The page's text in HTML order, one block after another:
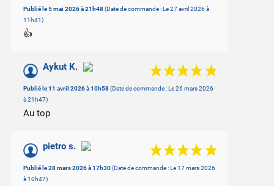
Publié le 5 mai 2026 à 21h48(Date de commande : Le 27 avril 2026 à
11h41)
👍
Aykut K.
Publié le 11 avril 2026 à 10h58(Date de commande : Le 26 mars 2026
à 21h47)
Au top
pietro s.
Publié le 28 mars 2026 à 17h30(Date de commande : Le 17 mars 2026
à 10h47)